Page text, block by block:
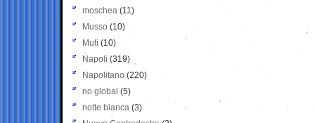
moschea (11)
Musso (10)
Muti (10)
Napoli (319)
Napolitano (220)
no global (5)
notte bianca (3)